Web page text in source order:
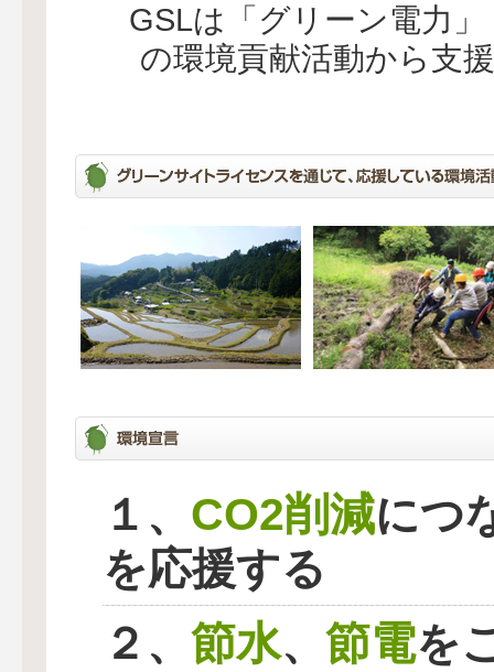
GSLは「グリーン電力
の環境貢献活動から支
１、 CO2削減につ
を応援する
２、 節水、 節電を